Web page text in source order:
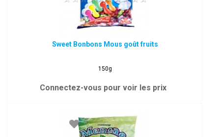
Sweet Bonbons Mous goût fruits
150g
Connectez-vous pour voir les prix